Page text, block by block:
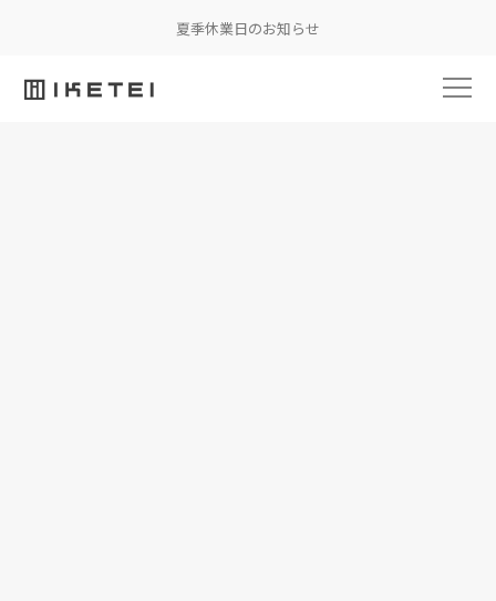
夏季休業日のお知らせ